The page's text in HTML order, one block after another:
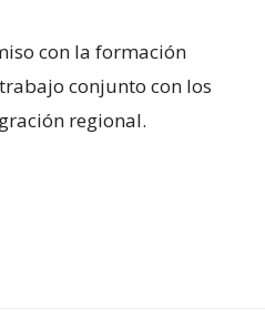
con la formación
conjunto con los
regional.